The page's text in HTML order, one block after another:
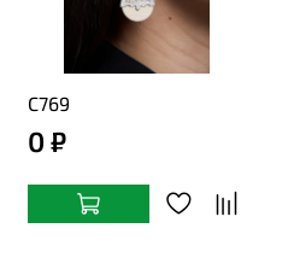
C769
0 ₽